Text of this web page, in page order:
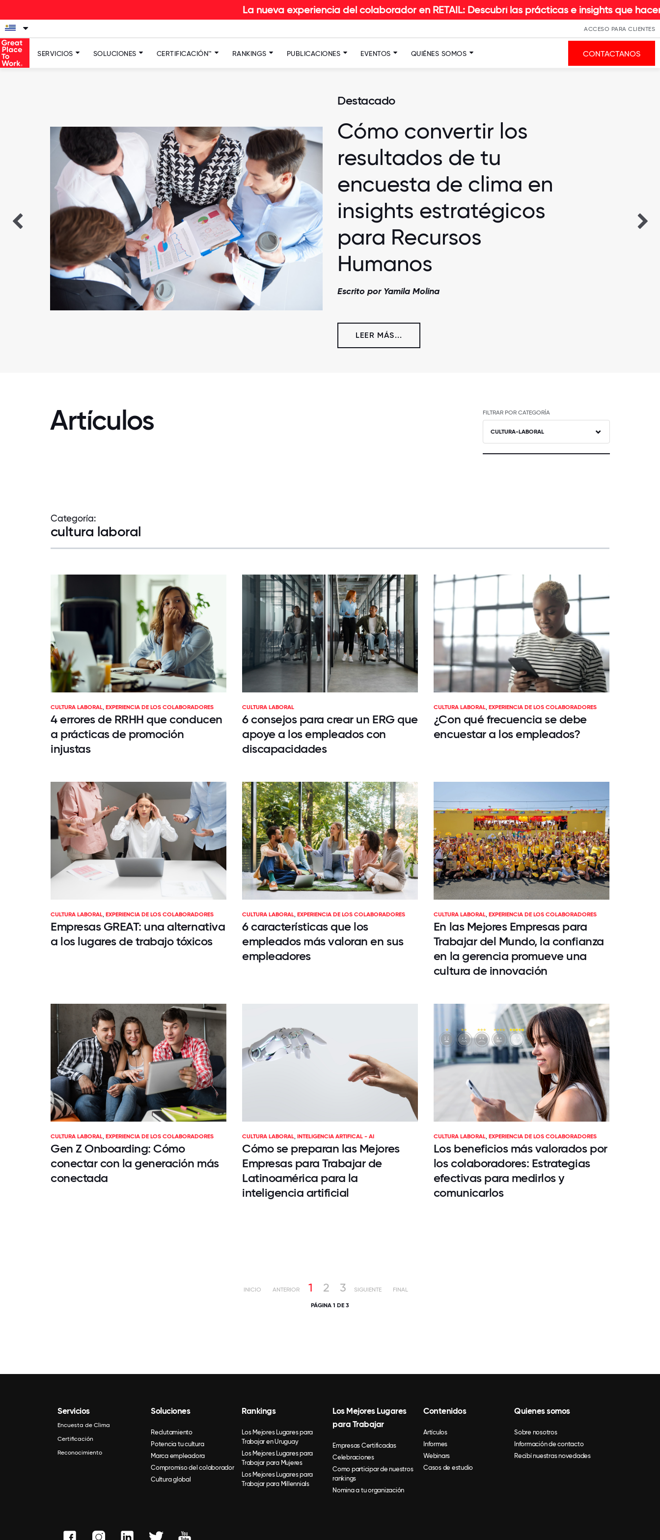
La nueva experiencia del colaborador en RETAIL: Descubrí las prácticas e insights que hacen la
ACCESO PARA CLIENTES
SERVICIOS SOLUCIONES CERTIFICACIÓN™ RANKINGS PUBLICACIONES EVENTOS QUIÉNES SOMOS CONTACTANOS
Destacado
Cómo convertir los
resultados de tu
encuesta de clima en
insights estratégicos
para Recursos
Humanos
Escrito por Yamila Molina
LEER MÁS...
Artículos FILTRAR POR CATEGORÍA
CULTURA-LABORAL
Categoría:
cultura laboral
CULTURA LABORAL,EXPERIENCIA DE LOS COLABORADORES
4 errores de RRHH que conducen
a prácticas de promoción
injustas
CULTURA LABORAL
6 consejos para crear un ERG que
apoye a los empleados con
discapacidades
CULTURA LABORAL,EXPERIENCIA DE LOS COLABORADORES
¿Con qué frecuencia se debe
encuestar a los empleados?
CULTURA LABORAL,EXPERIENCIA DE LOS COLABORADORES
Empresas GREAT: una alternativa
a los lugares de trabajo tóxicos
CULTURA LABORAL,EXPERIENCIA DE LOS COLABORADORES
6 características que los
empleados más valoran en sus
empleadores
CULTURA LABORAL,EXPERIENCIA DE LOS COLABORADORES
En las Mejores Empresas para
Trabajar del Mundo, la confianza
en la gerencia promueve una
cultura de innovación
CULTURA LABORAL,EXPERIENCIA DE LOS COLABORADORES
Gen Z Onboarding: Cómo
conectar con la generación más
conectada
CULTURA LABORAL,INTELIGENCIA ARTIFICAL - AI
Cómo se preparan las Mejores
Empresas para Trabajar de
Latinoamérica para la
inteligencia artificial
CULTURA LABORAL,EXPERIENCIA DE LOS COLABORADORES
Los beneficios más valorados por
los colaboradores: Estrategias
efectivas para medirlos y
comunicarlos
INICIO ANTERIOR 1 2 3 SIGUIENTE FINAL
PÁGINA 1 DE 3
Servicios
Encuesta de Clima
Certificación
Reconocimiento
Soluciones
Reclutamiento
Potencia tu cultura
Marca empleadora
Compromiso del colaborador
Cultura global
Rankings
Los Mejores Lugares para
Trabajar en Uruguay
Los Mejores Lugares para
Trabajar para Mujeres
Los Mejores Lugares para
Trabajar para Millennials
Los Mejores Lugares
para Trabajar
Empresas Certificadas
Celebraciones
Como participar de nuestros
rankings
Nomina a tu organización
Contenidos
Artículos
Informes
Webinars
Casos de estudio
Quienes somos
Sobre nosotros
Información de contacto
Recibí nuestras novedades